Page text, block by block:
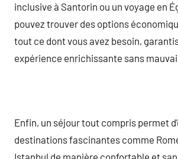
inclusive à Santorin ou un voyage en
pouvez trouver des options
tout ce dont vous avez besoin,
expérience enrichissante sans
Enfin, un séjour tout compris permet
destinations fascinantes comme
Istanbul de manière confortable et